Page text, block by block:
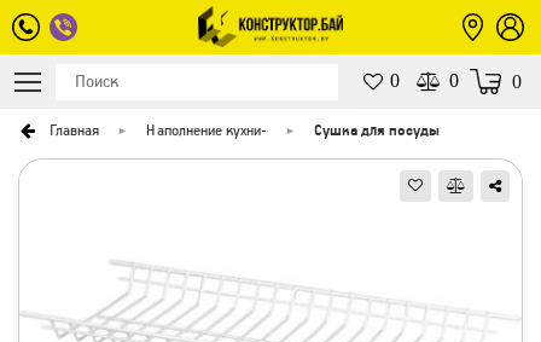
0 0 0
Главная Наполнение кухни- Сушка для посуды